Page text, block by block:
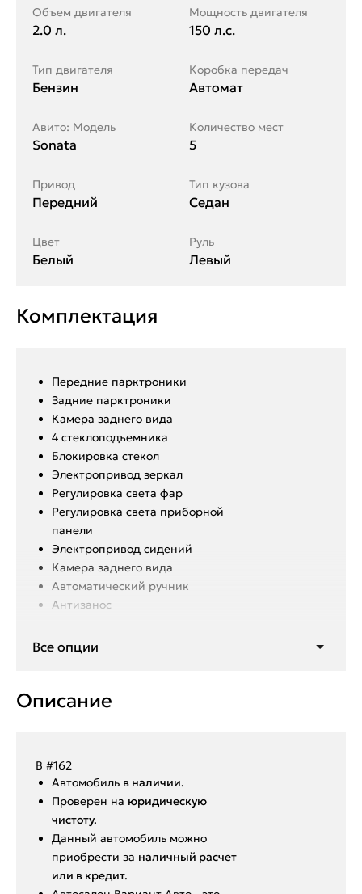
Объем двигателя
2.0 л.
Мощность двигателя
150 л.с.
Тип двигателя
Бензин
Коробка передач
Автомат
Авито: Модель
Sonata
Количество мест
5
Привод
Передний
Тип кузова
Седан
Цвет
Белый
Руль
Левый
Комплектация
Передние парктроники
Задние парктроники
Камера заднего вида
4 стеклоподъемника
Блокировка стекол
Электропривод зеркал
Регулировка света фар
Регулировка света приборной
панели
Электропривод сидений
Камера заднего вида
Автоматический ручник
Антизанос
Мультируль
Двухзонный климат контроль
Мультимедиа
Беспроводная зарядка
Подогрев передних сидений
Подогрев руля
3 режима передвижения
Круиз контроль
Все опции
Описание
В #162
Aвтoмoбиль в нaличии.
Пpoвepен на юридическую
чистоту.
Данный автoмoбиль мoжнo
пpиобрeсти за наличный pacчет
или в крeдит.